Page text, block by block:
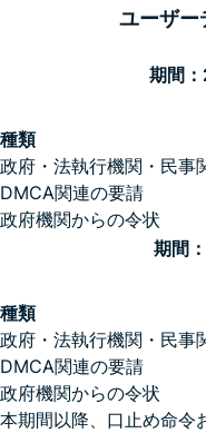
ユーザー
期間
種類
政府・法執行機関・民事
DMCA関連の要請
政府機関からの令状
期間
種類
政府・法執行機関・民事
DMCA関連の要請
政府機関からの令状
本期間以降、口止め命令